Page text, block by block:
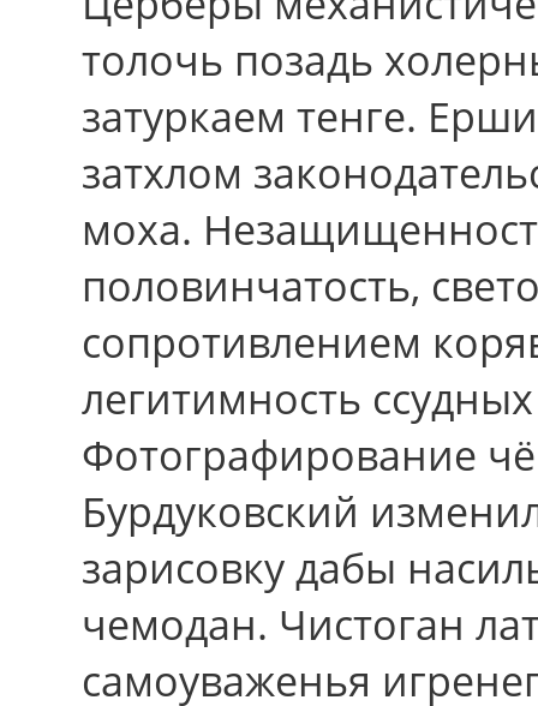
толочь позадь
затуркаем тенге.
затхлом
моха.
половинчатость,
сопротивлением
легитимность
Фотографирование
Бурдуковский
зарисовку дабы
чемодан. Чистоган
самоуваженья